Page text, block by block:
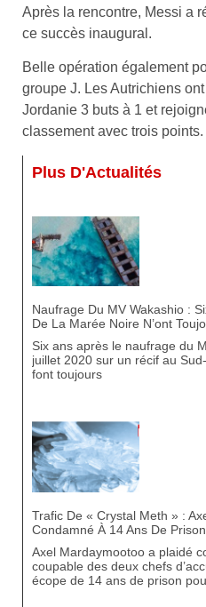
Après la rencontre, Messi a
ce succès inaugural.
Belle opération également
groupe J. Les Autrichiens
Jordanie 3 buts à 1 et
classement avec trois points.
Plus D'Actualités
Naufrage Du MV Wakashio :
De La Marée Noire N’ont
Six ans après le naufrage du
juillet 2020 sur un récif au
font toujours
Trafic De « Crystal Meth » :
Condamné À 14 Ans De Prison
Axel Mardaymootoo a plaidé
coupable des deux chefs
écope de 14 ans de prison